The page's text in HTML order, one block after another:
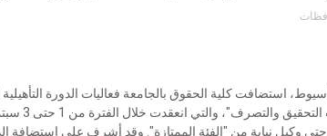
استضافت كلية الحقوق بالجامعة فعاليات الدورة التأهيلية
النيابة
حتى وكيل نيابة من "الفئة الممتازة". وقد أشرف على استضافة